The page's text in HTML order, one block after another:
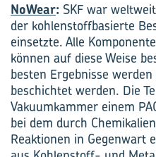
NoWear: SKF war
der kohlenstoffbasierte
einsetzte. Alle
können auf diese Weise
besten Ergebnisse
beschichtet werden. Die
Vakuumkammer einem
bei dem durch
Reaktionen in Gegenwart